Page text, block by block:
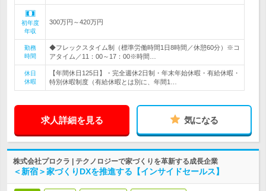
初年度
年収
300万円～420万円
勤務
時間
◆フレックスタイム制（標準労働時間1日8時間／休憩60分）※コ
アタイム／11：00～17：00※時間…
休日
休暇
【年間休日125日】・完全週休2日制・年末年始休暇・有給休暇・
特別休暇制度（有給休暇とは別に、年間1…
求人詳細を見る 気になる
株式会社プロクラ | テクノロジーで家づくりを革新する成長企業
＜新宿＞家づくりDXを推進する【インサイドセールス】